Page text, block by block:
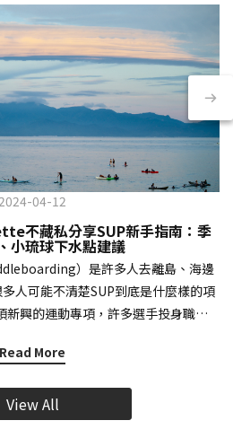
2024-04-12
不藏私分享SUP新手指南：季
小琉球下水點建議
新興的運動專項，許多選手投身職業
ICF世界立槳錦標賽的專業選手，同時
」、對於平常有在健身的VER粉們，
哪些訓練加強身體機能，幫助之後能
Read More
View All